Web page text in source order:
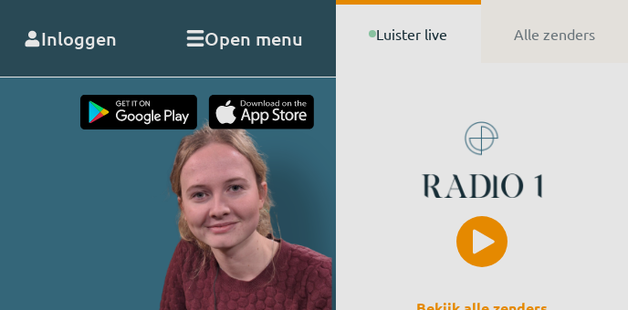
Inloggen Open menu
of
Als abonnee geniet u onbeperkt van
alle uitzendingen en video’s van de
RO. En met uw hulp kunnen wij
Luister live Alle zenders